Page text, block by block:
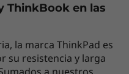
tu
diario
de la
ThinkBook en las
la marca ThinkPad es
su resistencia y larga
a nuestros